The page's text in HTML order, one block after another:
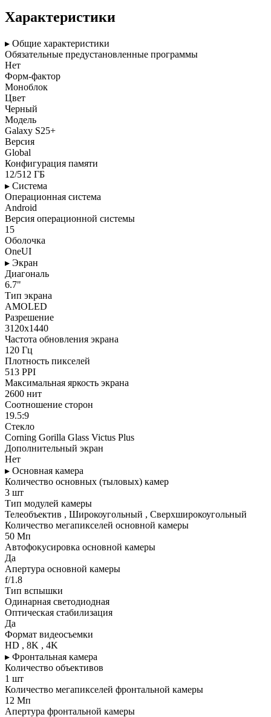
Характеристики
▸ Общие характеристики
Обязательные предустановленные программы
Нет
Форм-фактор
Моноблок
Цвет
Черный
Модель
Galaxy S25+
Версия
Global
Конфигурация памяти
12/512 ГБ
▸ Система
Операционная система
Android
Версия операционной системы
15
Оболочка
OneUI
▸ Экран
Диагональ
6.7"
Тип экрана
AMOLED
Разрешение
3120x1440
Частота обновления экрана
120 Гц
Плотность пикселей
513 PPI
Максимальная яркость экрана
2600 нит
Соотношение сторон
19.5:9
Стекло
Corning Gorilla Glass Victus Plus
Дополнительный экран
Нет
▸ Основная камера
Количество основных (тыловых) камер
3 шт
Тип модулей камеры
Телеобъектив , Широкоугольный , Сверхширокоугольный
Количество мегапикселей основной камеры
50 Мп
Автофокусировка основной камеры
Да
Апертура основной камеры
f/1.8
Тип вспышки
Одинарная светодиодная
Оптическая стабилизация
Да
Формат видеосъемки
HD , 8K , 4K
▸ Фронтальная камера
Количество объективов
1 шт
Количество мегапикселей фронтальной камеры
12 Мп
Апертура фронтальной камеры